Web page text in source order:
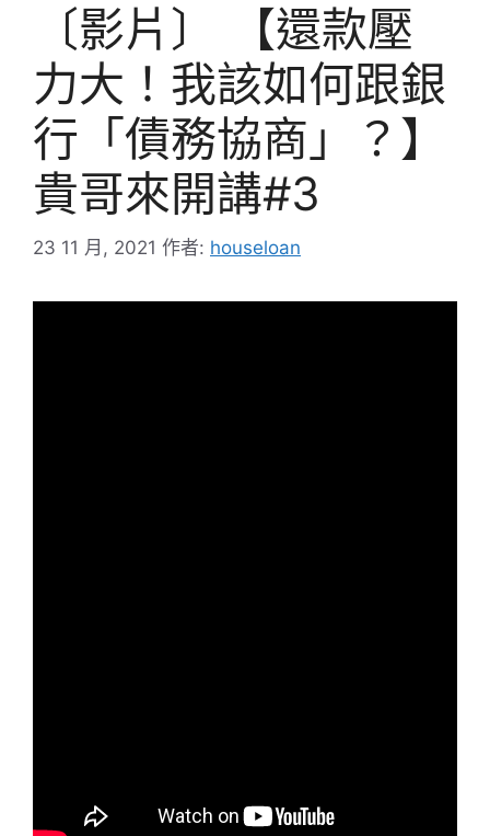
〔影片〕 【還款壓
力大！我該如何跟銀
行「債務協商」？】
貴哥來開講#3
23 11 月, 2021 作者: houseloan